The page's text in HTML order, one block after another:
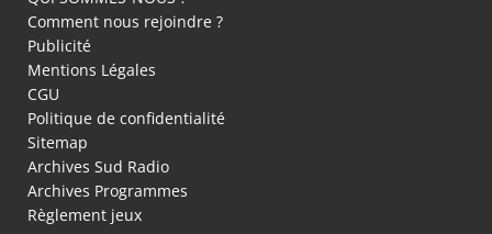
Comment nous rejoindre ?
Publicité
Mentions Légales
CGU
Politique de confidentialité
Sitemap
Archives Sud Radio
Archives Programmes
Règlement jeux